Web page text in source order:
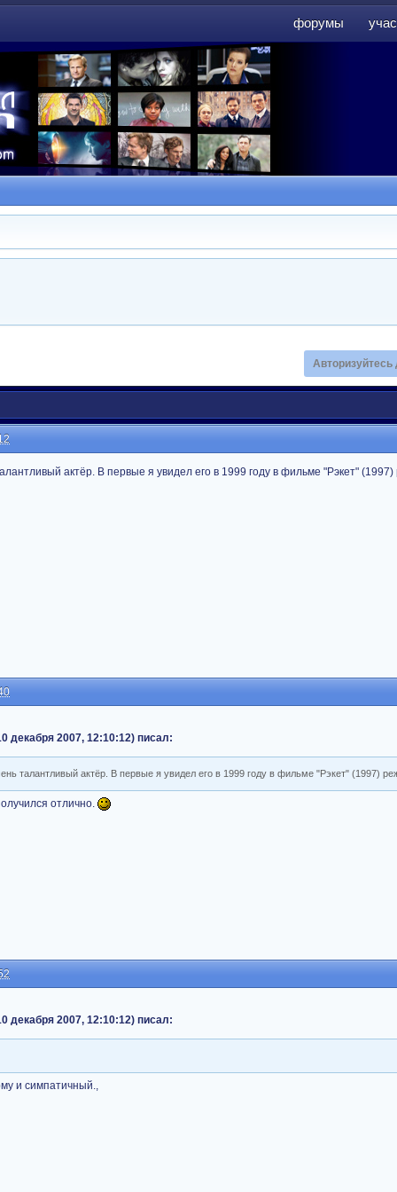
форумы
Авторизуйтесь
актёр. В первые я увидел его в 1999 году в фильме "Рэкет"
декабря 2007, 12:10:12) писал:
талантливый актёр. В первые я увидел его в 1999 году в фильме "Рэкет" (1997)
отлично.
декабря 2007, 12:10:12) писал:
и симпатичный.,